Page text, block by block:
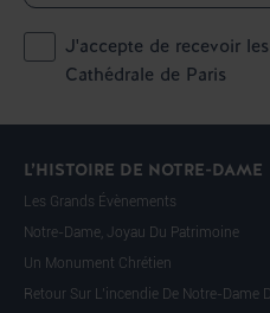
J'accepte de recevoir
Cathédrale de Paris
L’HISTOIRE DE NOTRE-DAME
Les Grands Évènements
Notre-Dame, Joyau Du Patrimoine
Un Monument Chrétien
Retour Sur L’incendie De Notre-Dame